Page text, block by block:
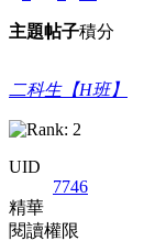
主題帖子積分
二科生【H班】
UID
7746
精華
閱讀權限